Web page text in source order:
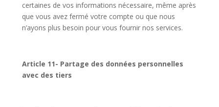
certaines de vos informations nécessaire, même après
que vous avez fermé votre compte ou que nous
n’ayons plus besoin pour vous fournir nos services.
Article 11- Partage des données personnelles
avec des tiers